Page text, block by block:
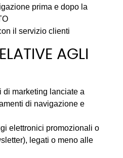
prima e dopo la
il servizio clienti
AGLI
marketing lanciate a
di navigazione e
elettronici promozionali o
legati o meno alle